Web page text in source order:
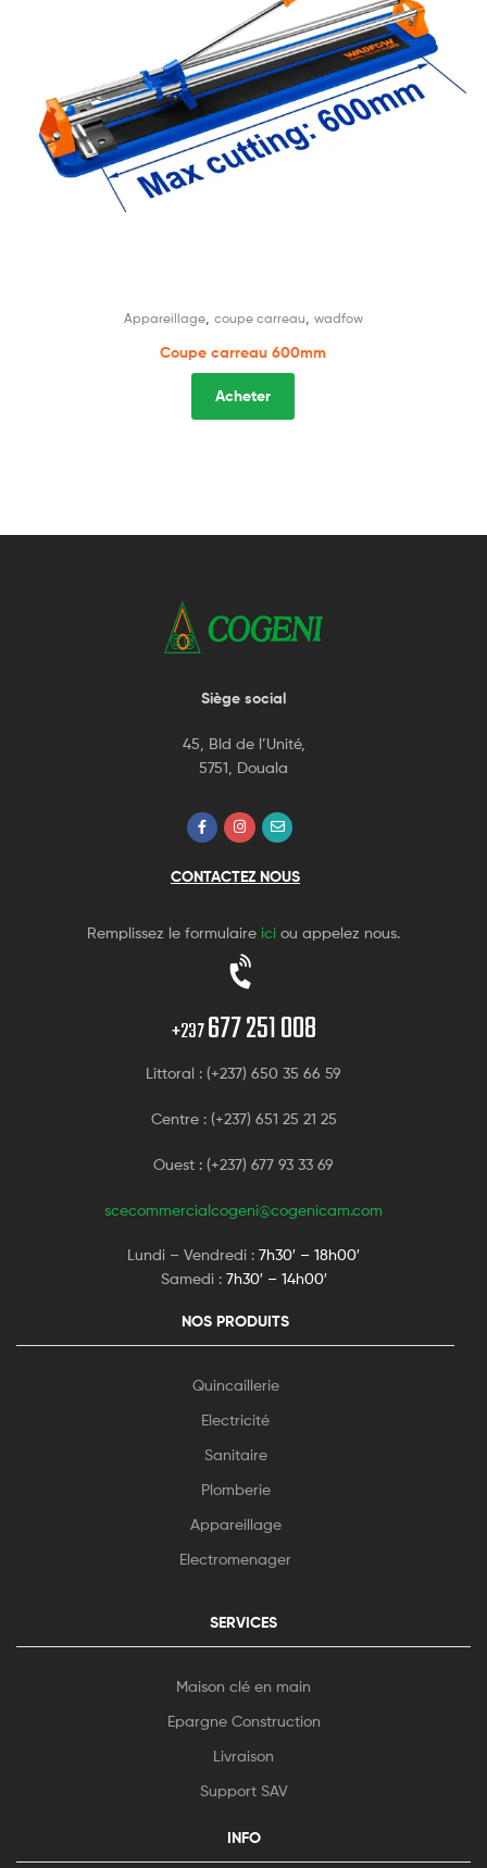
Appareillage, coupe carreau wadfow
Coupe carreau 600mm
Acheter
Siège social
45, Bld de l’Unité,
5751, Douala
CONTACTEZ NOUS
Remplissez le formulaire ici ou appelez nous.
+237677 251 008
Littoral : (+237) 650 35 66 59
Centre : (+237) 651 25 21 25
Ouest : (+237) 677 93 33 69
scecommercialcogeni@cogenicam.com
Lundi – Vendredi : 7h30′ – 18h00′
Samedi : 7h30′ – 14h00′
NOS PRODUITS
Quincaillerie
Electricité
Sanitaire
Plomberie
Appareillage
Electromenager
SERVICES
Maison clé en main
Epargne Construction
Livraison
Support SAV
INFO